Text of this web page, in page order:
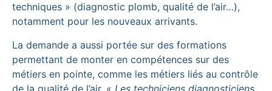
techniques » (diagnostic plomb, qualité de l’air…),
notamment pour les nouveaux arrivants.
La demande a aussi portée sur des formations
permettant de monter en compétences sur des
métiers en pointe, comme les métiers liés au contrôle